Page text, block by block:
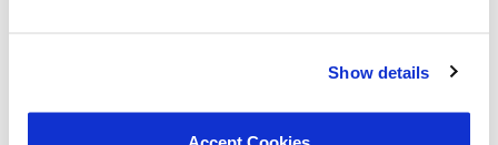
Show details